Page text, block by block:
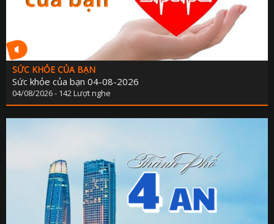
THÔNG TIN BÁO
SỨC KHỎE CỦA BẠN
Sức khỏe của bạn 04-08-2026
04/08/2026 - 142 Lượt nghe